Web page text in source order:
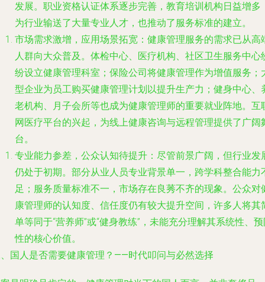
发展。职业资格认证体系逐步完善，教育培训机构日益增多
为行业输送了大量专业人才，也推动了服务标准的建立。
市场需求激增，应用场景拓宽 ：健康管理服务的需求已从高
人群向大众普及。体检中心、医疗机构、社区卫生服务中心
纷设立健康管理科室；保险公司将健康管理作为增值服务；
型企业为员工购买健康管理计划以提升生产力；健身中心、
老机构、月子会所等也成为健康管理师的重要就业阵地。互
网医疗平台的兴起，为线上健康咨询与远程管理提供了广阔
台。
专业能力参差，公众认知待提升 ：尽管前景广阔，但行业发
仍处于初期。部分从业人员专业背景单一，跨学科整合能力
足；服务质量标准不一，市场存在良莠不齐的现象。公众对
康管理师的认知度、信任度仍有较大提升空间，许多人将其
单等同于“营养师”或“健身教练”，未能充分理解其系统性、
性的核心价值。
国人是否需要健康管理？——时代叩问与必然选择